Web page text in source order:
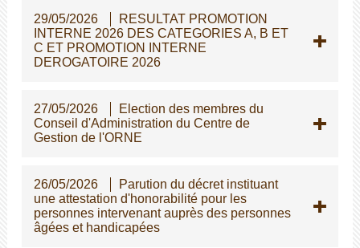
29/05/2026
RESULTAT PROMOTION
INTERNE 2026 DES CATEGORIES A, B ET
C ET PROMOTION INTERNE
DEROGATOIRE 2026
27/05/2026
Election des membres du
Conseil d'Administration du Centre de
Gestion de l'ORNE
26/05/2026
Parution du décret instituant
une attestation d'honorabilité pour les
personnes intervenant auprès des personnes
gées et handicapées